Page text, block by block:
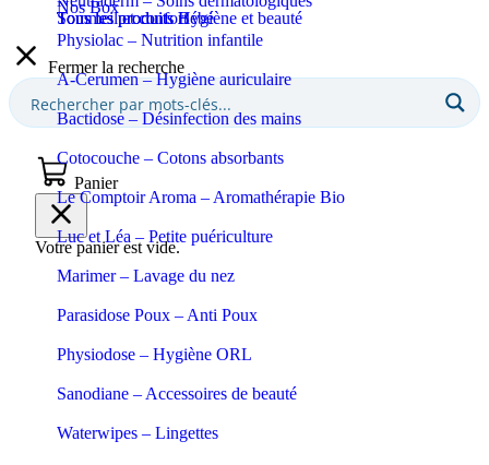
Sommeil et confort
Tous les produits Bébé
Tous les produits Hygiène et beauté
Physiolac – Nutrition infantile
A-Cerumen – Hygiène auriculaire
Bactidose – Désinfection des mains
Cotocouche – Cotons absorbants
Le Comptoir Aroma – Aromathérapie Bio
Luc et Léa – Petite puériculture
Marimer – Lavage du nez
Parasidose Poux – Anti Poux
Physiodose – Hygiène ORL
Sanodiane – Accessoires de beauté
Waterwipes – Lingettes
Nos Box
Fermer la recherche
Panier
Votre panier est vide.